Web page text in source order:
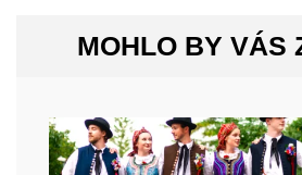
MOHLO BY VÁS